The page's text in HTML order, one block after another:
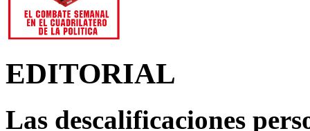
EDITORIAL
Las descalificaciones